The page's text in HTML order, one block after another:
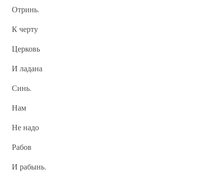
Отринь.
К черту
Церковь
И ладана
Синь.
Нам
Не надо
Рабов
И рабынь.